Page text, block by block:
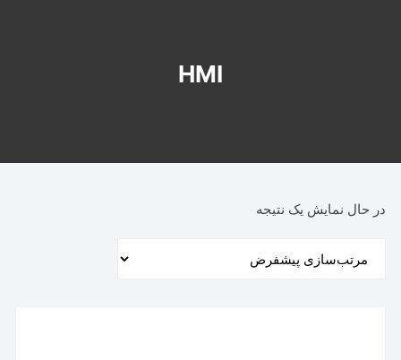
HMI
در حال نمایش یک نتیجه